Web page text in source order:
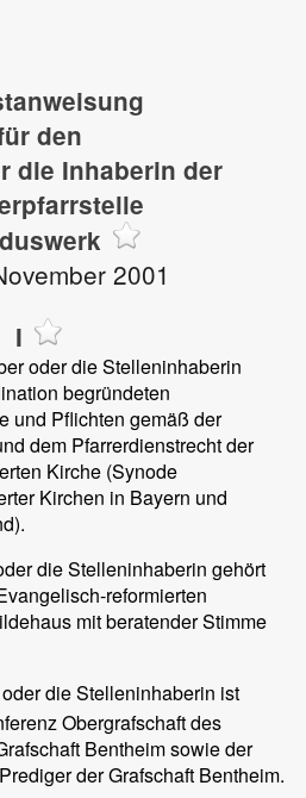
den
die Inhaberin der
2001
I
oder die Stelleninhaberin
begründeten
und Pflichten gemäß der
dem Pfarrerdienstrecht der
Kirche (Synode
Kirchen in Bayern und
die Stelleninhaberin gehört
reformierten
mit beratender Stimme
die Stelleninhaberin ist
Obergrafschaft des
Bentheim sowie der
der Grafschaft Bentheim.